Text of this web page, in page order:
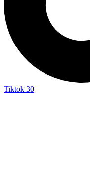
Tiktok 30